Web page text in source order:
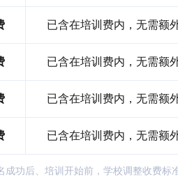
已含在培训费内，无需额
已含在培训费内，无需额
已含在培训费内，无需额
已含在培训费内，无需额
成功后、培训开始前，学校调整收费标